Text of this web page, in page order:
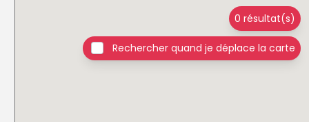
0 résultat(s)
Rechercher quand je déplace la carte